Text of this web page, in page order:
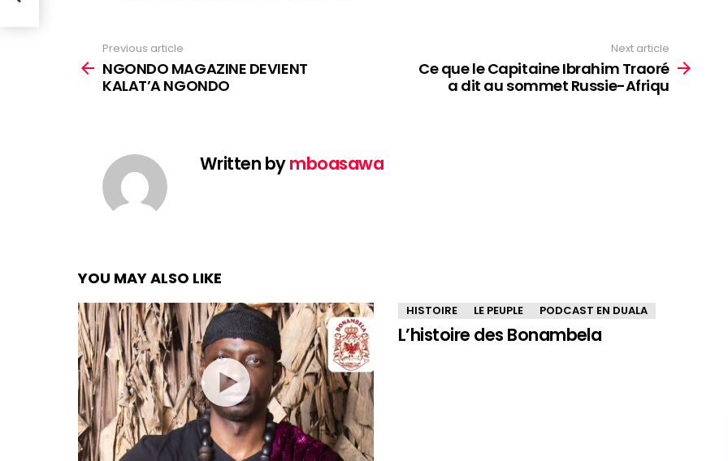
more
Previous article
NGONDO MAGAZINE DEVIENT
KALAT’A NGONDO
Next article
Ce que le Capitaine Ibrahim Traoré
a dit au sommet Russie-Afriqu
Written bymboasawa
YOU MAY ALSO LIKE
HISTOIRE LE PEUPLE PODCAST EN DUALA
L’histoire des Bonambela